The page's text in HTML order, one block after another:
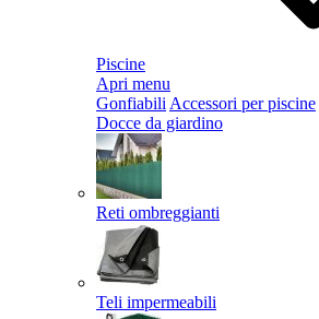
Piscine
Apri menu
Gonfiabili Accessori per piscine
Docce da giardino
Reti ombreggianti
Teli impermeabili